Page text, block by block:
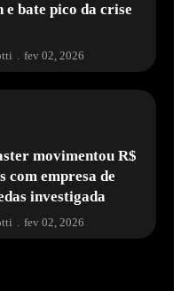
e bate pico da crise
. fev 02, 2026
movimentou R$
com empresa de
investigada
fev 02, 2026